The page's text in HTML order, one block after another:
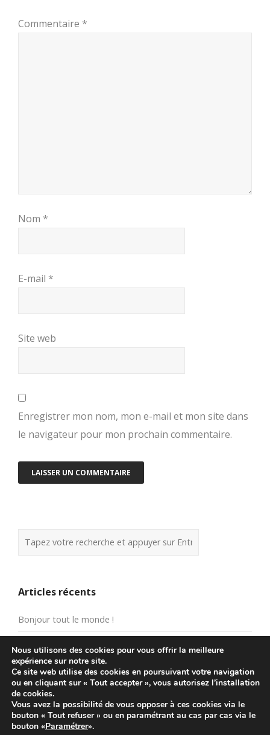
Commentaire *
Nom *
E-mail *
Site web
Enregistrer mon nom, mon e-mail et mon site dans
le navigateur pour mon prochain commentaire.
Articles récents
Bonjour tout le monde !
Commentaires récents
Un commentateur WordPress
monde !
Nous utilisons des cookies pour vous offrir la meilleure
expérience sur notre site.
Ce site web utilise des cookies en poursuivant votre navigation
ou en cliquant sur « Tout accepter », vous autorisez l’installation
de cookies.
Vous avez la possibilité de vous opposer à ces cookies via le
bouton « Tout refuser » ou en paramétrant au cas par cas via le
bouton «Paramétrer».